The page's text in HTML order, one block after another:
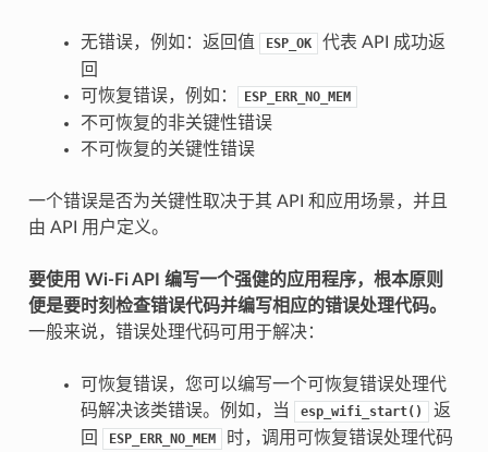
无错误，例如：返回值 ESP_OK
代表 API 成功返
回
可恢复错误，例如：
ESP_ERR_NO_MEM
不可恢复的非关键性错误
不可恢复的关键性错误
一个错误是否为关键性取决于其 API 和应用场景，并且
由 API 用户定义。
要使用 Wi-Fi API 编写一个强健的应用程序，根本原则
便是要时刻检查错误代码并编写相应的错误处理代码。
一般来说，错误处理代码可用于解决：
可恢复错误，您可以编写一个可恢复错误处理代
码解决该类错误。例如，当
esp_wifi_start()
返
回
ESP_ERR_NO_MEM
时，调用可恢复错误处理代码